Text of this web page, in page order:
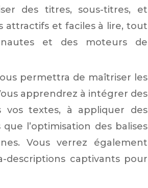
des titres, sous-titres, et
attractifs et faciles à lire, tout
et des moteurs de
permettra de maîtriser les
apprendrez à intégrer des
vos textes, à appliquer des
l’optimisation des balises
Vous verrez également
captivants pour